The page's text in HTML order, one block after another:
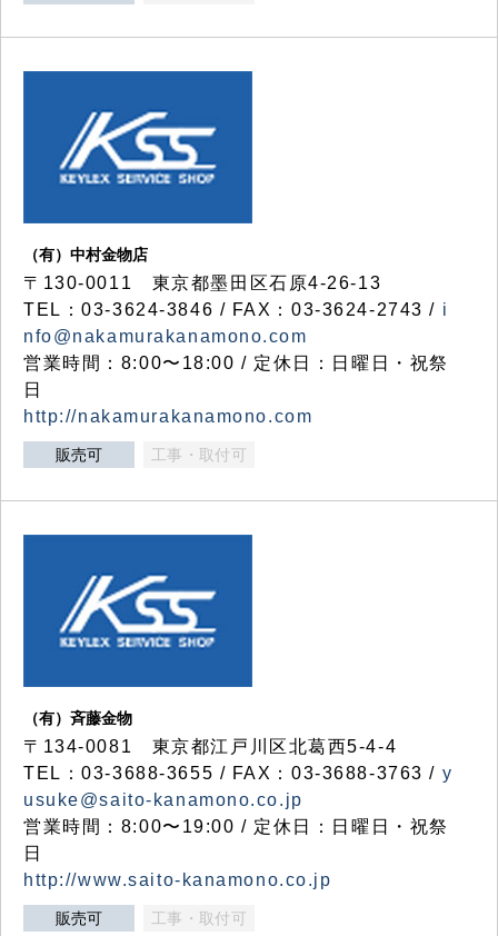
（有）中村金物店
〒130-0011 東京都墨田区石原4-26-13
TEL：03-3624-3846 / FAX：03-3624-2743 / i
nfo@nakamurakanamono.com
営業時間：8:00〜18:00 / 定休日：日曜日・祝祭
日
http://nakamurakanamono.com
販売可 工事・取付可
（有）斉藤金物
〒134-0081 東京都江戸川区北葛西5-4-4
TEL：03-3688-3655 / FAX：03-3688-3763 / y
usuke@saito-kanamono.co.jp
営業時間：8:00〜19:00 / 定休日：日曜日・祝祭
日
http://www.saito-kanamono.co.jp
販売可 工事・取付可